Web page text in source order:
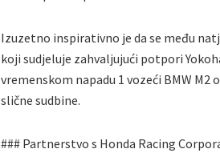
Izuzetno inspirativno je da se među
koji sudjeluje zahvaljujući potpori
vremenskom napadu 1 vozeći BMW
slične sudbine.
### Partnerstvo s Honda Racing